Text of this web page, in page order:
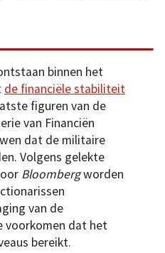
binnen het
de financiële stabiliteit
figuren van de
van Financiën
dat de militaire
Volgens gelekte
Bloombergworden
van de
voorkomen dat het
bereikt.